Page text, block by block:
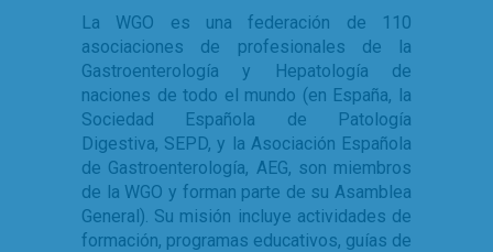
La WGO es una federación de 110
asociaciones de profesionales de la
Gastroenterología y Hepatología de
naciones de todo el mundo (en España, la
Sociedad Española de Patología
Digestiva, SEPD, y la Asociación Española
de Gastroenterología, AEG, son miembros
de la WGO y forman parte de su Asamblea
General). Su misión incluye actividades de
formación, programas educativos, guías de